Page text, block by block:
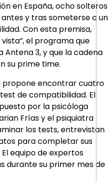
en España, ocho solteros
y tras someterse a un
Con esta premisa,
el programa que
3, y que la cadena
su prime time.
propone encontrar cuatro
de compatibilidad. El
por la psicóloga
Frías y el psiquiatra
los tests, entrevistan
para completar sus
equipo de expertos
durante su primer mes de